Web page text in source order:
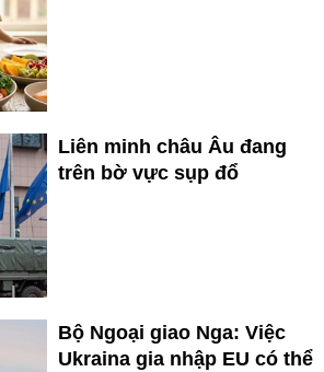
Liên minh châu Âu đang
trên bờ vực sụp đổ
Bộ Ngoại giao Nga: Việc
Ukraina gia nhập EU có thể